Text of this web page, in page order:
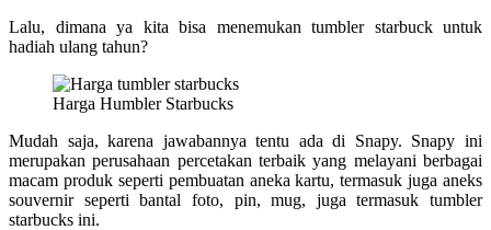
Lalu, dimana ya kita bisa menemukan tumbler starbuck untuk
hadiah ulang tahun?
Harga Humbler Starbucks
Mudah saja, karena jawabannya tentu ada di Snapy. Snapy ini
merupakan perusahaan percetakan terbaik yang melayani berbagai
macam produk seperti pembuatan aneka kartu, termasuk juga aneks
souvernir seperti bantal foto, pin, mug, juga termasuk tumbler
starbucks ini.